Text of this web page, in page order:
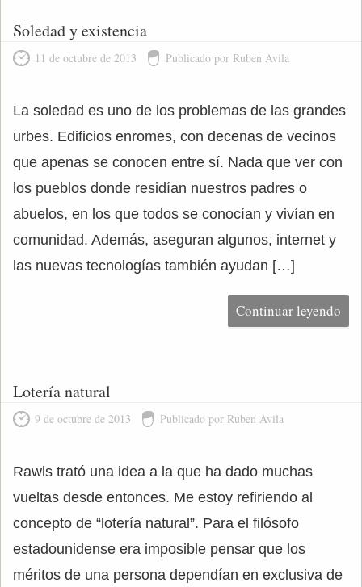
Soledad y existencia
11 de octubre de 2013 Publicado por Ruben Avila
La soledad es uno de los problemas de las grandes
urbes. Edificios enromes, con decenas de vecinos
que apenas se conocen entre sí. Nada que ver con
los pueblos donde residían nuestros padres o
abuelos, en los que todos se conocían y vivían en
comunidad. Además, aseguran algunos, internet y
las nuevas tecnologías también ayudan […]
Continuar leyendo
Lotería natural
9 de octubre de 2013 Publicado por Ruben Avila
Rawls trató una idea a la que ha dado muchas
vueltas desde entonces. Me estoy refiriendo al
concepto de “lotería natural”. Para el filósofo
estadounidense era imposible pensar que los
méritos de una persona dependían en exclusiva de